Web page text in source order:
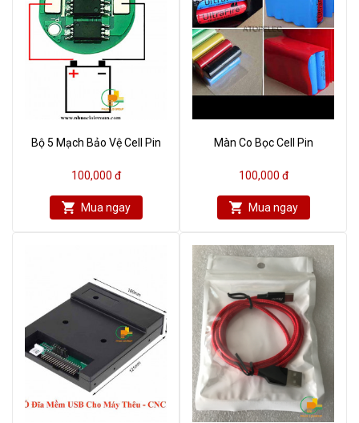
Bộ 5 Mạch Bảo Vệ Cell Pin
100,000 đ
Mua ngay
Màn Co Bọc Cell Pin
100,000 đ
Mua ngay